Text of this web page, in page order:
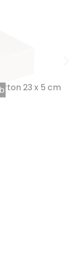
23 x 5 cm